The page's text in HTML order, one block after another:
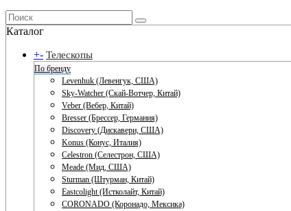
Каталог
+- Телескопы
По бренду
Levenhuk (Левенгук, США)
Sky-Watcher (Скай-Вотчер, Китай)
Veber (Вебер, Китай)
Bresser (Брессер, Германия)
Discovery (Дискавери, США)
Konus (Конус, Италия)
Celestron (Селестрон, США)
Meade (Мид, США)
Sturman (Штурман, Китай)
Eastcolight (Истколайт, Китай)
CORONADO (Коронадо, Мексика)